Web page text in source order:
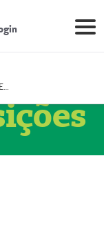
Prestador Decordis Exames Cardiológicos LTDA (51004346-0)